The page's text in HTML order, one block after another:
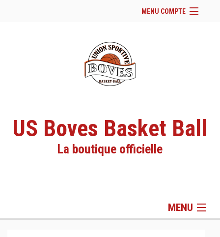
MENU COMPTE
Page Facebook du club
Facebook
Se connecter
Panier (
US Boves Basket Ball
La boutique officielle
MENU